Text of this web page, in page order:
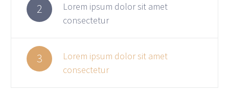
2
Lorem ipsum dolor sit amet
consectetur
3
Lorem ipsum dolor sit amet
consectetur